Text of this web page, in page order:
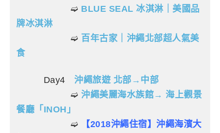
➫ BLUE SEAL 冰淇淋｜美國品
牌冰淇淋
➫ 百年古家｜沖繩北部超人氣美
食
Day4 沖繩旅遊 北部→中部
➫ 沖繩美麗海水族館→ 海上觀景
餐廳「INOH」
➫
【2018沖繩住宿】沖繩海濱大